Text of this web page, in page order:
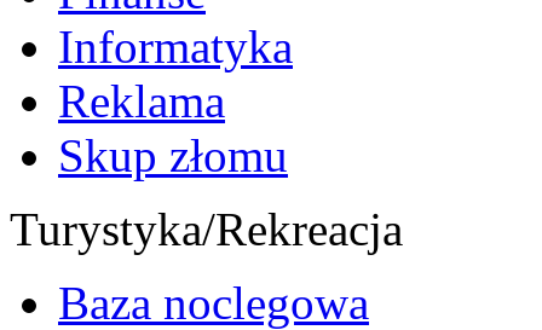
Informatyka
Reklama
Skup złomu
Turystyka/Rekreacja
Baza noclegowa